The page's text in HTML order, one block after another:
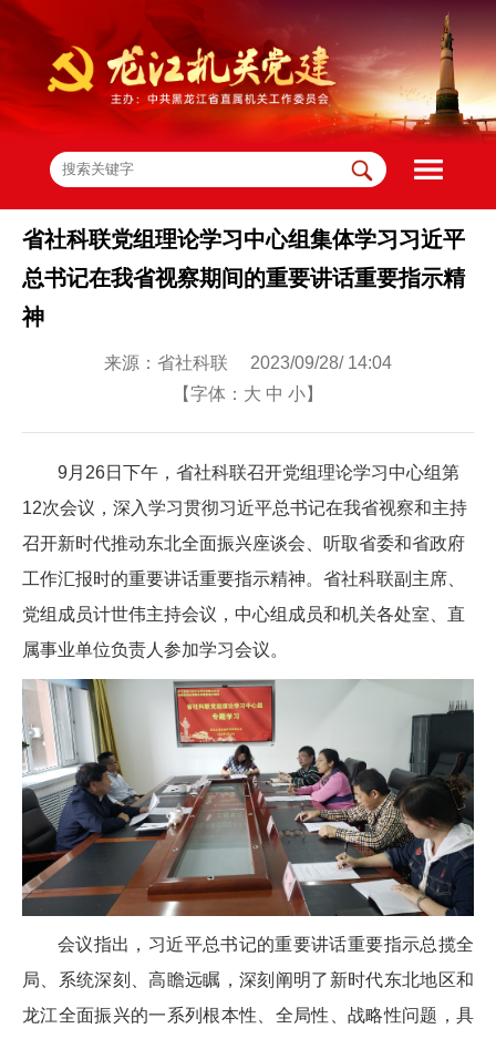
省社科联党组理论学习中心组集体学习习近平
总书记在我省视察期间的重要讲话重要指示精
神
来源：省社科联 2023/09/28/ 14:04
【字体： 大 中 小】
9月26日下午，省社科联召开党组理论学习中心组第
12次会议，深入学习贯彻习近平总书记在我省视察和主持
召开新时代推动东北全面振兴座谈会、听取省委和省政府
工作汇报时的重要讲话重要指示精神。省社科联副主席、
党组成员计世伟主持会议，中心组成员和机关各处室、直
属事业单位负责人参加学习会议。
会议指出，习近平总书记的重要讲话重要指示总揽全
局、系统深刻、高瞻远瞩，深刻阐明了新时代东北地区和
龙江全面振兴的一系列根本性、全局性、战略性问题，具